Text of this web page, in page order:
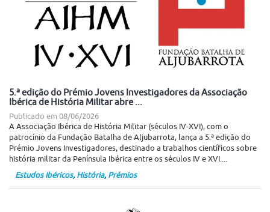
5.ª edição do Prémio Jovens Investigadores da Associação
Ibérica de História Militar abre ...
Publicado em 08/06/2026
A Associação Ibérica de História Militar (séculos IV-XVI), com o
patrocínio da Fundação Batalha de Aljubarrota, lança a 5.ª edição do
Prémio Jovens Investigadores, destinado a trabalhos científicos sobre
história militar da Península Ibérica entre os séculos IV e XVI....
Estudos Ibéricos, História, Prémios